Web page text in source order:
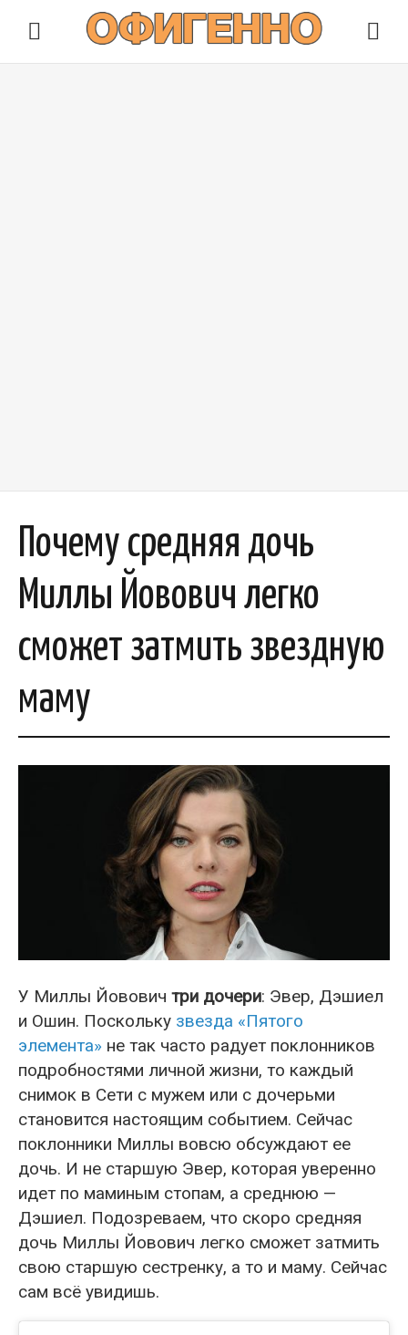
Почему средняя дочь
Миллы Йовович легко
сможет затмить звездную
маму
У Миллы Йовович три дочери: Эвер, Дэшиел
и Ошин. Поскольку звезда «Пятого
элемента» не так часто радует поклонников
подробностями личной жизни, то каждый
снимок в Сети с мужем или с дочерьми
становится настоящим событием. Сейчас
поклонники Миллы вовсю обсуждают ее
дочь. И не старшую Эвер, которая уверенно
идет по маминым стопам, а среднюю —
Дэшиел. Подозреваем, что скоро средняя
дочь Миллы Йовович легко сможет затмить
свою старшую сестренку, а то и маму. Сейчас
сам всё увидишь.